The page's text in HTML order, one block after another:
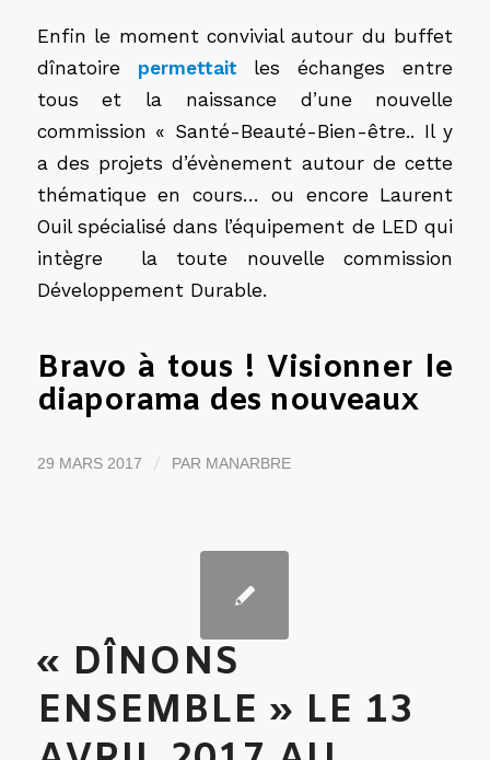
Enfin le moment convivial autour du buffet
dînatoire permettait les échanges entre
tous et la naissance d’une nouvelle
commission « Santé-Beauté-Bien-être.. Il y
a des projets d’évènement autour de cette
thématique en cours… ou encore Laurent
Ouil spécialisé dans l’équipement de LED qui
intègre la toute nouvelle commission
Développement Durable.
Bravo à tous !Visionner le
diaporama des nouveaux
29 MARS 2017 / PAR MANARBRE
« DÎNONS
ENSEMBLE » LE 13